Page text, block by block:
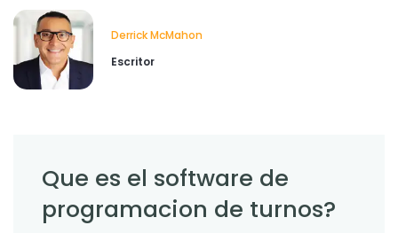
Derrick McMahon
Escritor
Que es el software de
programacion de turnos?